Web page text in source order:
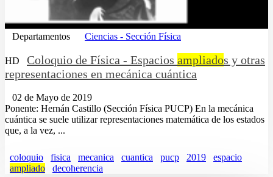
Departamentos Ciencias - Sección Física
HD Coloquio de Física - Espacios ampliados y otras
representaciones en mecánica cuántica
02 de Mayo de 2019
Ponente: Hernán Castillo (Sección Física PUCP) En la mecánica
cuántica se suele utilizar representaciones matemática de los estados
que, a la vez, ...
coloquio fisica mecanica cuantica pucp 2019
espacio
ampliado
decoherencia